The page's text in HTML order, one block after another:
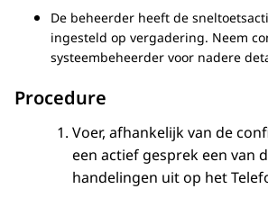
De beheerder heeft de
ingesteld op vergadering. Neem
systeembeheerder voor nadere
Procedure
Voer, afhankelijk van de
een actief gesprek een van
handelingen uit op het